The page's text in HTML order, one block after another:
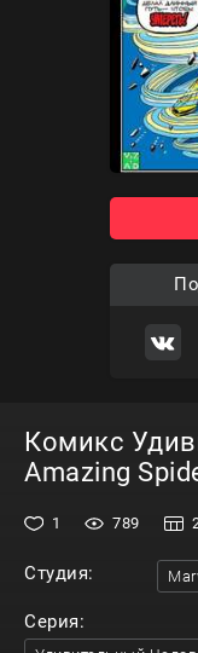
Комикс
Amazing
1 789
Студия:
Серия: